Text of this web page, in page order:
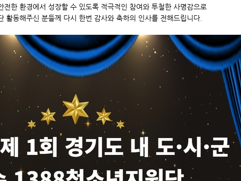
전한 환경에서 성장할 수 있도록 적극적인 참여와 투철한 사명감으로
활동해주신 분들께 다시 한번 감사와 축하의 인사를 전해드립니다.